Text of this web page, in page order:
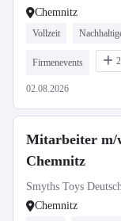
Chemnitz
Vollzeit
Firmenevents 2
02.08.2026
Mitarbeiter m/
Chemnitz
Smyths Toys
Chemnitz